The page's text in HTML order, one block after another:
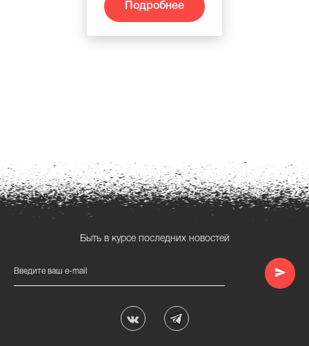
Подробнее
Быть в курсе последних новостей
Введите ваш e-mail